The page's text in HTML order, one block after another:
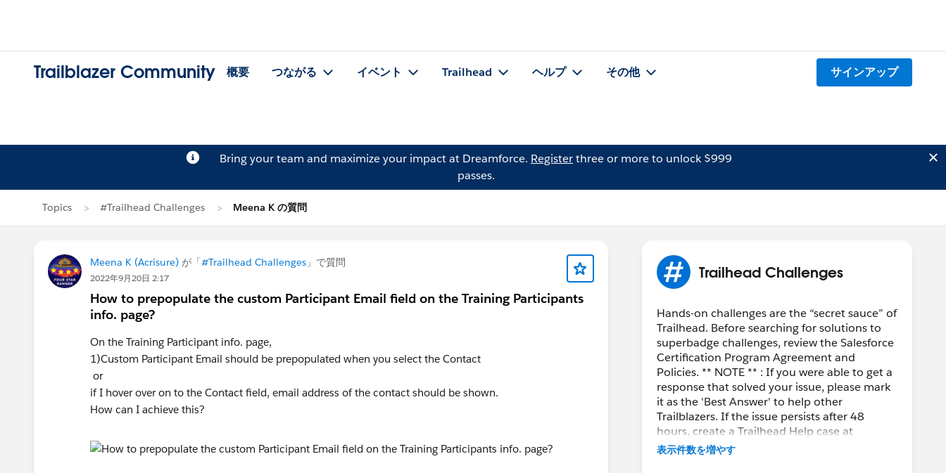
Trailblazer Community 概要 つながる イベント Trailhead ヘルプ その他 サインアップ
Bring your team and maximize your impact at Dreamforce. Registerthree or more to unlock $999
passes.
Topics #Trailhead Challenges Meena K の質問
Meena K (Acrisure) が「#Trailhead Challenges 」で質問
2022年9月20日 2:17
How to prepopulate the custom Participant Email field on the Training Participants
info. page?
On the Training Participant info. page,
1)Custom Participant Email should be prepopulated when you select the Contact
or
if I hover over on to the Contact field, email address of the contact should be shown.
How can I achieve this?
Trailhead Challenges
Hands-on challenges are the “secret sauce” of
Trailhead. Before searching for solutions to
superbadge challenges, review the Salesforce
Certification Program Agreement and
Policies. ** NOTE ** : If you were able to get a
response that solved your issue, please mark
it as the 'Best Answer' to help other
Trailblazers. If the issue persists after 48
hours, create a Trailhead Help case at
https://help.salesforce.com/s/support
表示件数を増やす